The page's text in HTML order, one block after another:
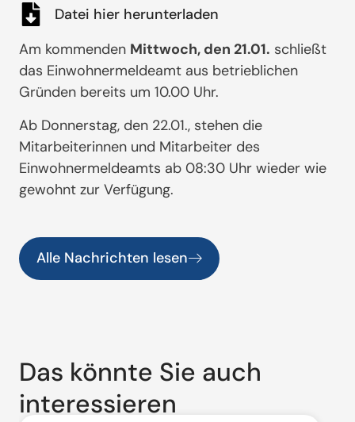
Datei hier herunterladen
Am kommenden Mittwoch, den 21.01. schließt
das Einwohnermeldeamt aus betrieblichen
Gründen bereits um 10.00 Uhr.
Ab Donnerstag, den 22.01., stehen die
Mitarbeiterinnen und Mitarbeiter des
Einwohnermeldeamts ab 08:30 Uhr wieder wie
gewohnt zur Verfügung.
Alle Nachrichten lesen
Das könnte Sie auch
interessieren